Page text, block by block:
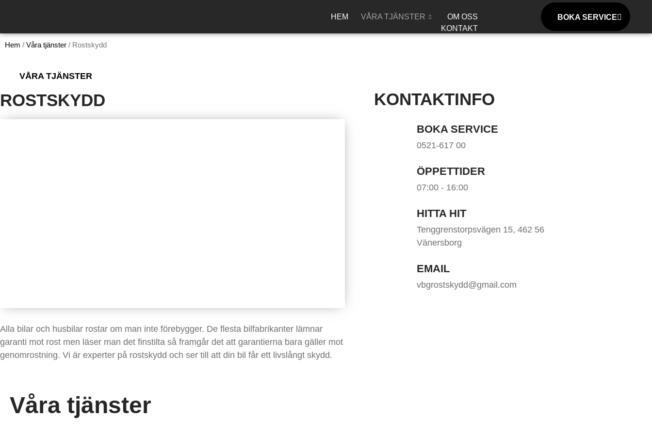
HEM VÅRA TJÄNSTER
OM OSS
KONTAKT
BOKA SERVICE
Hem / Våra tjänster / Rostskydd
VÅRA TJÄNSTER
ROSTSKYDD
Alla bilar och husbilar rostar om man inte förebygger. De flesta bilfabrikanter lämnar
garanti mot rost men läser man det finstilta så framgår det att garantierna bara gäller mot
genomrostning. Vi är experter på rostskydd och ser till att din bil får ett livslångt skydd.
KONTAKTINFO
BOKA SERVICE
0521-617 00
ÖPPETTIDER
07:00 - 16:00
HITTA HIT
Tenggrenstorpsvägen 15, 462 56
Vänersborg
EMAIL
vbgrostskydd@gmail.com
Våra tjänster